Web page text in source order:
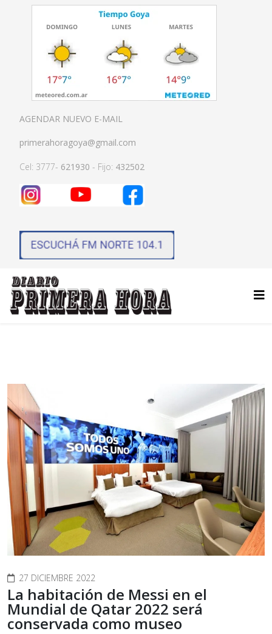
AGENDAR NUEVO E-MAIL
primerahoragoya@gmail.com
Cel: 3777- 621930 - Fijo: 432502
27 DICIEMBRE 2022
La habitación de Messi en el
Mundial de Qatar 2022 será
conservada como museo